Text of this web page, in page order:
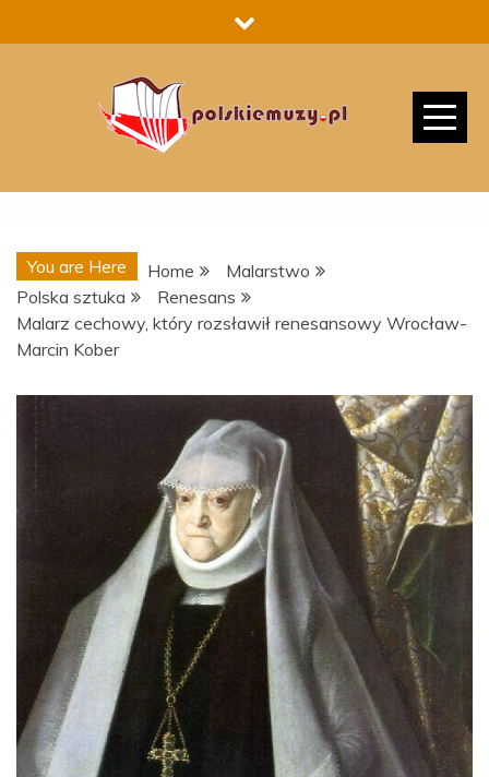
to
You are Here Home
Malarstwo
Polska sztuka
Renesans
Malarz cechowy, który rozsławił renesansowy Wrocław-
Marcin Kober